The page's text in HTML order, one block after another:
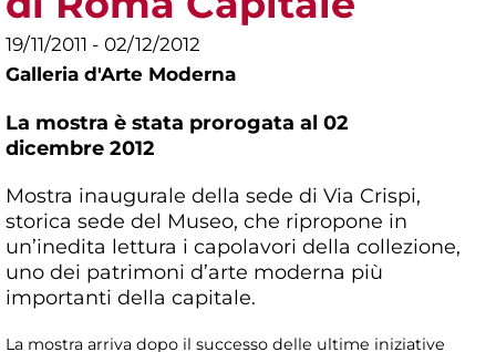
19/11/2011 - 02/12/2012
Galleria d'Arte Moderna
La mostra è stata prorogata al 02
dicembre 2012
Mostra inaugurale della sede di Via Crispi,
storica sede del Museo, che ripropone in
un’inedita lettura i capolavori della collezione,
uno dei patrimoni d’arte moderna più
importanti della capitale.
La mostra arriva dopo il successo delle ultime iniziative